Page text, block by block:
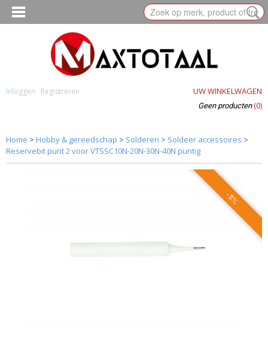
Inloggen Registreren UW WINKELWAGEN
Geen producten (0)
Home > Hobby & gereedschap > Solderen > Soldeer accessoires >
Reservebit punt 2 voor VTSSC10N-20N-30N-40N puntig
-11%